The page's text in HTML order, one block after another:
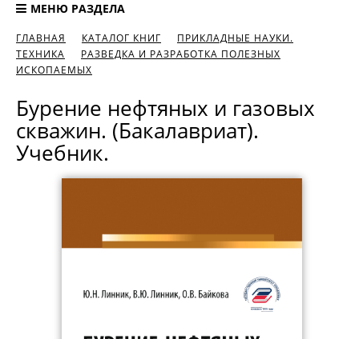
МЕНЮ РАЗДЕЛА
ГЛАВНАЯ КАТАЛОГ КНИГ
ПРИКЛАДНЫЕ НАУКИ.
ТЕХНИКА
РАЗВЕДКА И РАЗРАБОТКА ПОЛЕЗНЫХ
ИСКОПАЕМЫХ
Бурение нефтяных и газовых
скважин. (Бакалавриат).
Учебник.